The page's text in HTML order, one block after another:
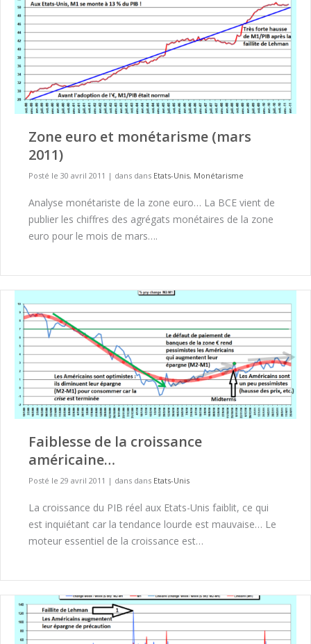
Zone euro et monétarisme (mars
2011)
Posté le 30 avril 2011 | dans dans Etats-Unis, Monétarisme
Analyse monétariste de la zone euro… La BCE vient de
publier les chiffres des agrégats monétaires de la zone
euro pour le mois de mars….
Faiblesse de la croissance
américaine…
Posté le 29 avril 2011 | dans dans Etats-Unis
La croissance du PIB réel aux Etats-Unis faiblit, ce qui
est inquiétant car la tendance lourde est mauvaise… Le
moteur essentiel de la croissance est…